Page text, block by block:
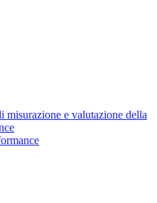
misurazione e valutazione della